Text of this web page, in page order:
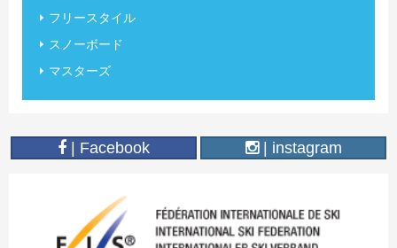
フリースタイル
スノーボード
マスターズ
| Facebook | instagram